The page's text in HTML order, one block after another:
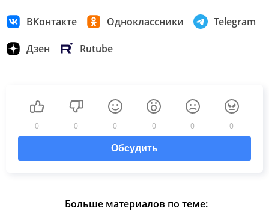
ВКонтакте Одноклассники Telegram
Дзен Rutube
0 0 0 0 0 0
Обсудить
Больше материалов по теме: